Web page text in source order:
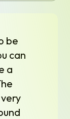
be
can
a